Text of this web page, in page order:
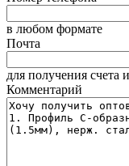
в любом формате
Почта
для получения счета
Комментарий